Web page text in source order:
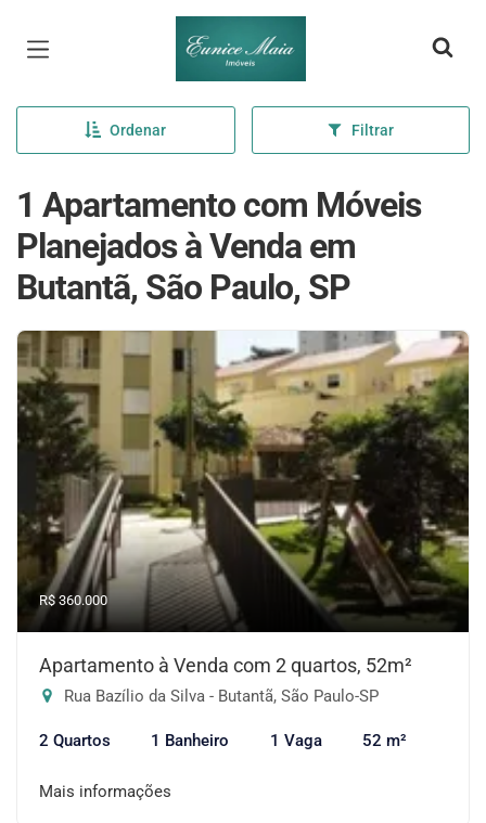
Página inicial
Ordenar Filtrar
1 Apartamento com Móveis
Planejados à Venda em
Butantã, São Paulo, SP
R$ 360.000
Apartamento à Venda com 2 quartos, 52m²
Rua Bazílio da Silva - Butantã, São Paulo-SP
2 Quartos 1 Banheiro 1 Vaga 52 m²
Mais informações